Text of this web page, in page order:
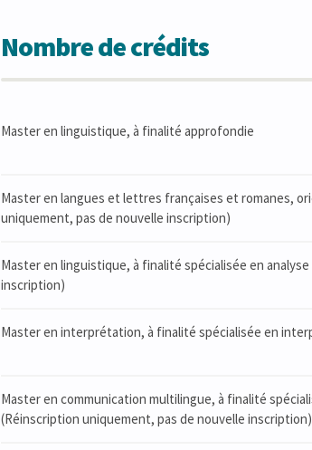
Nombre de crédits
Master en linguistique, à finalité approfondie
Master en langues et lettres françaises et romanes,
uniquement, pas de nouvelle inscription)
Master en linguistique, à finalité spécialisée en
inscription)
Master en interprétation, à finalité spécialisée en
Master en communication multilingue, à finalité
(Réinscription uniquement, pas de nouvelle inscription)